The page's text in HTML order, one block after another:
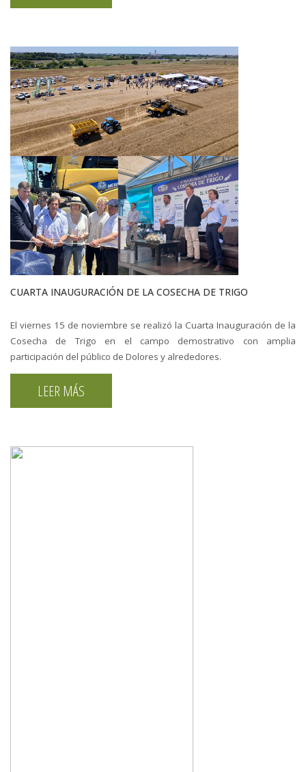
CUARTA INAUGURACIÓN DE LA COSECHA DE TRIGO
El viernes 15 de noviembre se realizó la Cuarta Inauguración de la
Cosecha de Trigo en el campo demostrativo con amplia
participación del público de Dolores y alrededores.
LEER MÁS